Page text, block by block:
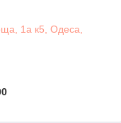
1а к5, Одеса,